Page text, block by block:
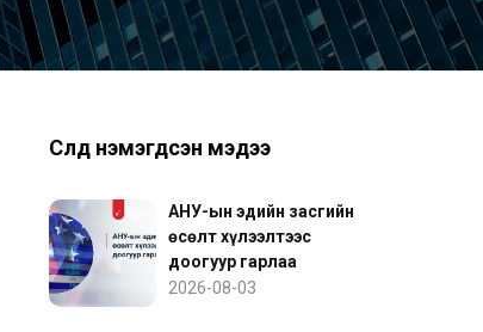
Сүүлд нэмэгдсэн мэдээ
АНУ-ын эдийн засгийн
өсөлт хүлээлтээс
доогуур гарлаа
2026-08-03